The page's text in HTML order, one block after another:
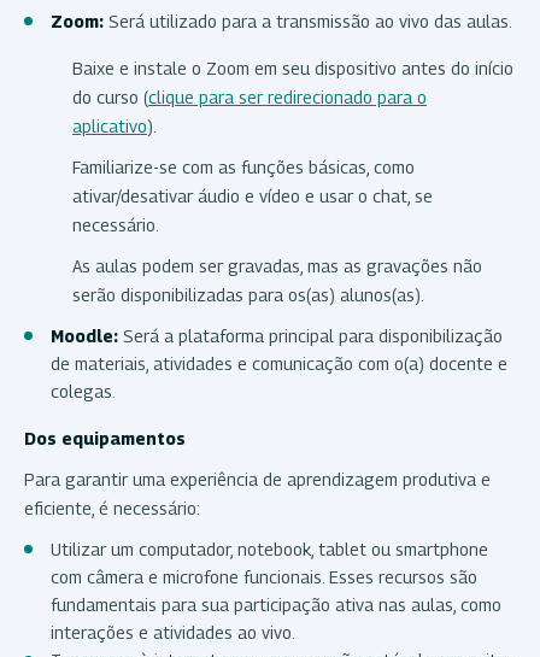
Zoom: Será utilizado para a transmissão ao vivo das aulas.
Baixe e instale o Zoom em seu dispositivo antes do início
do curso (clique para ser redirecionado para o
aplicativo).
Familiarize-se com as funções básicas, como
ativar/desativar áudio e vídeo e usar o chat, se
necessário.
As aulas podem ser gravadas, mas as gravações não
serão disponibilizadas para os(as) alunos(as).
Moodle: Será a plataforma principal para disponibilização
de materiais, atividades e comunicação com o(a) docente e
colegas.
Dos equipamentos
Para garantir uma experiência de aprendizagem produtiva e
eficiente, é necessário:
Utilizar um computador, notebook, tablet ou smartphone
com câmera e microfone funcionais. Esses recursos são
fundamentais para sua participação ativa nas aulas, como
interações e atividades ao vivo.